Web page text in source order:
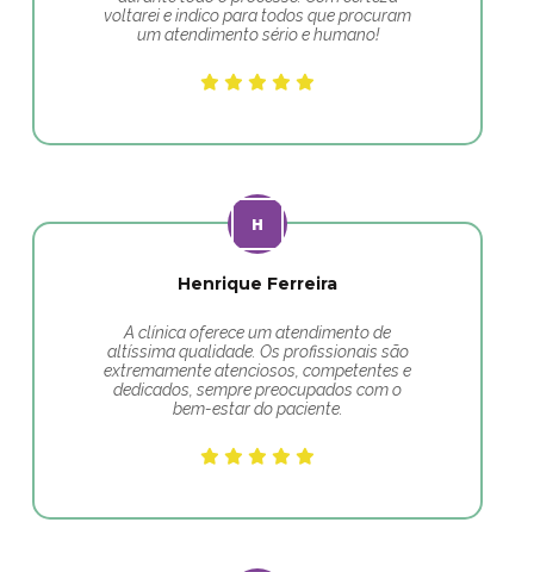
voltarei e indico para todos que procuram
um atendimento sério e humano!
Henrique Ferreira
A clínica oferece um atendimento de
altíssima qualidade. Os profissionais são
extremamente atenciosos, competentes e
dedicados, sempre preocupados com o
bem-estar do paciente.